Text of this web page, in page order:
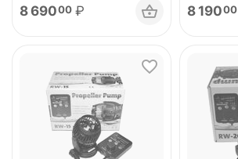
8 69000 ₽
8 19000